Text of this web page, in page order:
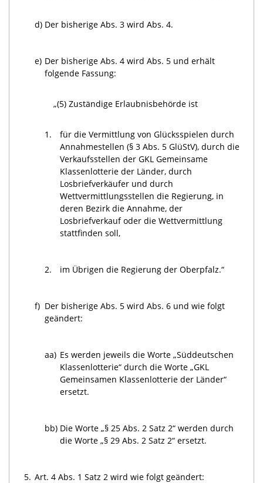
d) Der bisherige Abs. 3 wird Abs. 4.
e) Der bisherige Abs. 4 wird Abs. 5 und erhält
folgende Fassung:
„(5) Zuständige Erlaubnisbehörde ist
1.
für die Vermittlung von Glücksspielen durch
Annahmestellen (§ 3 Abs. 5 GlüStV), durch die
Verkaufsstellen der GKL Gemeinsame
Klassenlotterie der Länder, durch
Losbriefverkäufer und durch
Wettvermittlungsstellen die Regierung, in
deren Bezirk die Annahme, der
Losbriefverkauf oder die Wettvermittlung
stattfinden soll,
2. im Übrigen die Regierung der Oberpfalz.“
f) Der bisherige Abs. 5 wird Abs. 6 und wie folgt
geändert:
aa) Es werden jeweils die Worte „Süddeutschen
Klassenlotterie“ durch die Worte „GKL
Gemeinsamen Klassenlotterie der Länder“
ersetzt.
bb) Die Worte „§ 25 Abs. 2 Satz 2“ werden durch
die Worte „§ 29 Abs. 2 Satz 2“ ersetzt.
5. Art. 4 Abs. 1 Satz 2 wird wie folgt geändert: